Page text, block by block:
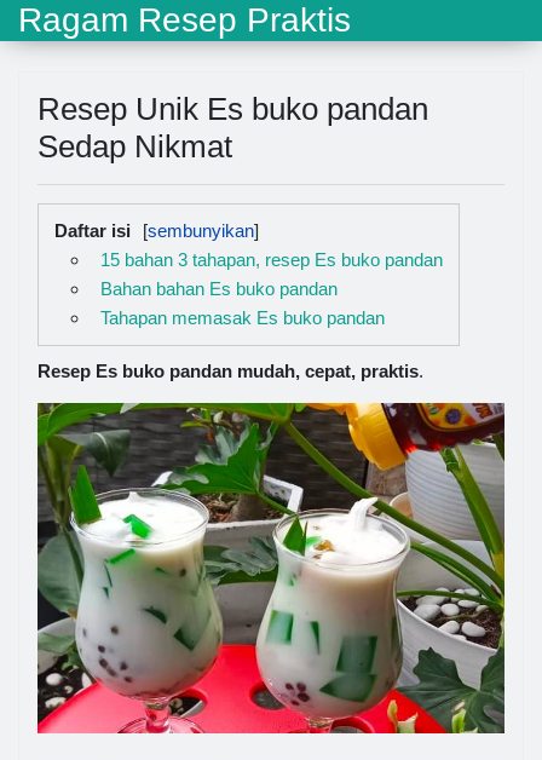
Ragam Resep Praktis
Resep Unik Es buko pandan
Sedap Nikmat
Daftar isi
15 bahan 3 tahapan, resep Es buko pandan
Bahan bahan Es buko pandan
Tahapan memasak Es buko pandan
Resep Es buko pandan mudah, cepat, praktis.